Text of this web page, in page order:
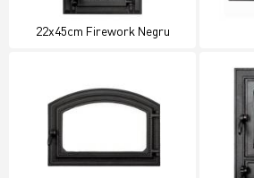
22x45cm Firework Negru